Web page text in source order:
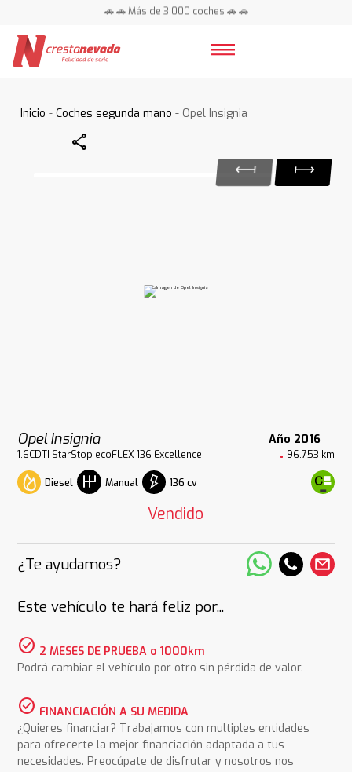
🚗 🚗 Más de 3.000 coches 🚗 🚗
Inicio -Coches segunda mano - Opel Insignia
Share
Opel Insignia Año 2016
1.6CDTI StarStop ecoFLEX 136 Excellence 96.753 km
Diesel Manual 136 cv
Vendido
¿Te ayudamos?
Este vehículo te hará feliz por...
check_circle 2 MESES DE PRUEBA o 1000km
Podrá cambiar el vehículo por otro sin pérdida de valor.
check_circle FINANCIACIÓN A SU MEDIDA
¿Quieres financiar? Trabajamos con multiples entidades
para ofrecerte la mejor financiación adaptada a tus
necesidades. Preocúpate de disfrutar y nosotros nos